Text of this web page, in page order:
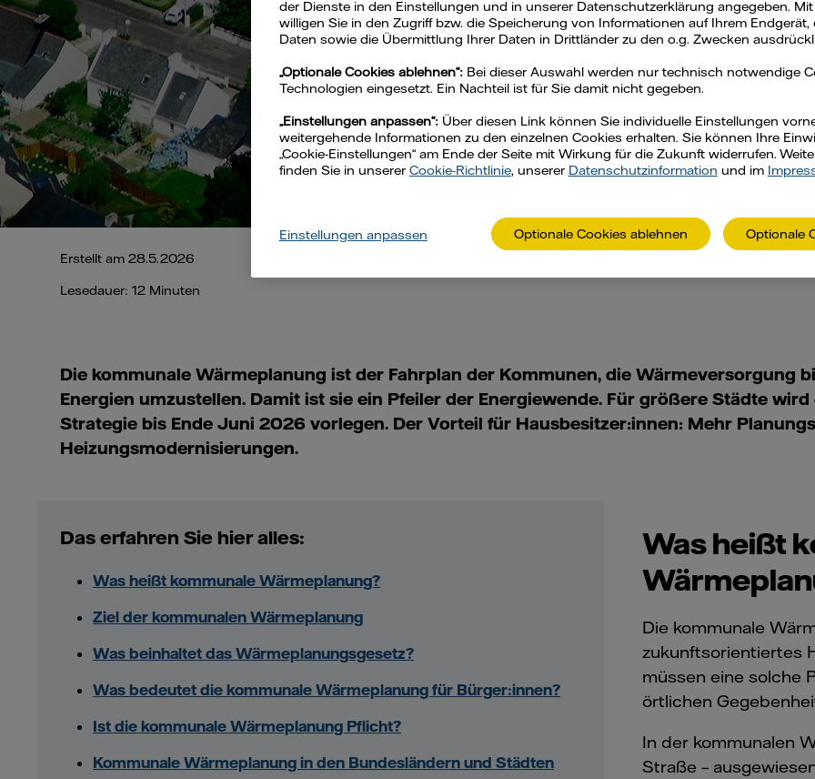
Erstellt am 28.5.2026
Lesedauer: 12 Minuten
Die kommunale Wärmeplanung ist der Fahrplan der Kommunen, die Wärmeversorgung
Energien umzustellen. Damit ist sie ein Pfeiler der Energiewende. Für größere Städte
Strategie bis Ende Juni 2026 vorlegen. Der Vorteil für Hausbesitzer:innen: Mehr
Heizungsmodernisierungen.
Das erfahren Sie hier alles:
Was heißt kommunale Wärmeplanung?
Ziel der kommunalen Wärmeplanung
Was beinhaltet das Wärmeplanungsgesetz?
Was bedeutet die kommunale Wärmeplanung für Bürger:innen?
Ist die kommunale Wärmeplanung Pflicht?
Kommunale Wärmeplanung in den Bundesländern und Städten
Was heißt
Die kommunale
zukunftsorientiertes
müssen eine solche
örtlichen
In der kommunalen
Straße –
der Dienste in den Einstellungen und in unserer Datenschutzerklärung angegeben.
willigen Sie in den Zugriff bzw. die Speicherung von Informationen auf Ihrem Endgerät,
Daten sowie die Übermittlung Ihrer Daten in Drittländer zu den o.g. Zwecken
„Optionale Cookies ablehnen“: Bei dieser Auswahl werden nur technisch notwendige
Technologien eingesetzt. Ein Nachteil ist für Sie damit nicht gegeben.
„Einstellungen anpassen“: Über diesen Link können Sie individuelle Einstellungen
weitergehende Informationen zu den einzelnen Cookies erhalten. Sie können Ihre
„Cookie-Einstellungen“ am Ende der Seite mit Wirkung für die Zukunft widerrufen.
finden Sie in unserer Cookie-Richtlinie, unserer Datenschutzinformation und im
Einstellungen anpassen Optionale Cookies ablehnen Optionale